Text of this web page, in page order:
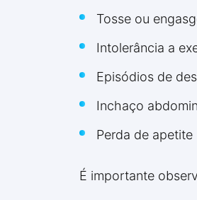
Tosse ou
Intolerância a
Episódios de
Inchaço
Perda de apetite
É importante